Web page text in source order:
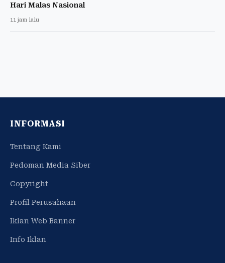
Hari Malas Nasional
11 jam lalu
INFORMASI
Tentang Kami
Pedoman Media Siber
Copyright
Profil Perusahaan
Iklan Web Banner
Info Iklan